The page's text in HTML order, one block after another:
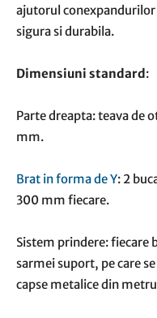
ajutorul
sigura si durabila.
Dimensiuni standard:
Parte dreapta: teava de
mm.
Brat in forma de Y: 2
300 mm fiecare.
Sistem prindere: fiecare
sarmei suport, pe care
capse metalice din